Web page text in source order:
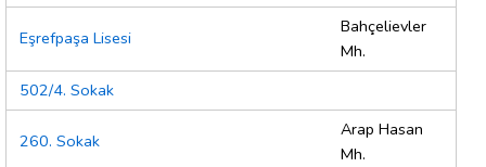
Eşrefpaşa Lisesi
Bahçelievler
Mh.
502/4. Sokak
260. Sokak
Arap Hasan
Mh.